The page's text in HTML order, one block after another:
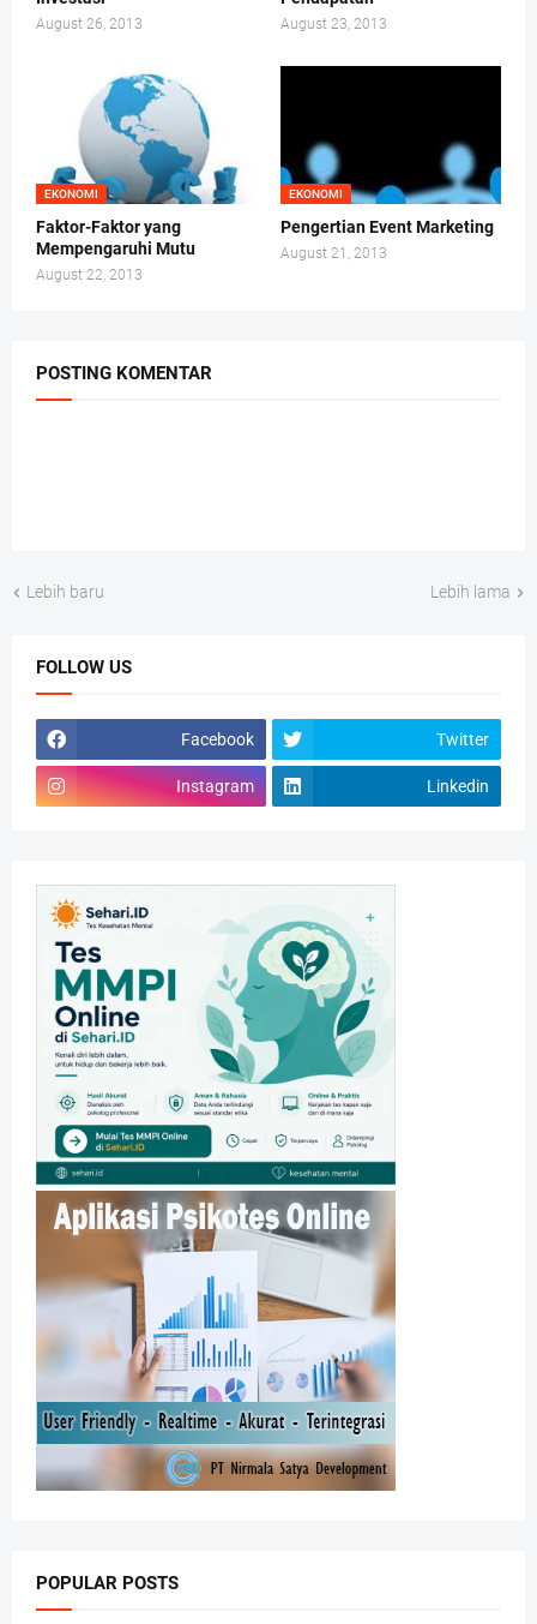
August 26, 2013 August 23, 2013
EKONOMI
Faktor-Faktor yang
Mempengaruhi Mutu
August 22, 2013
EKONOMI
Pengertian Event Marketing
August 21, 2013
POSTING KOMENTAR
Lebih baru Lebih lama
FOLLOW US
Facebook Twitter
Instagram Linkedin
POPULAR POSTS